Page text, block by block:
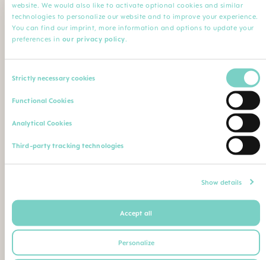
website. We would also like to activate optional cookies and similar
technologies to personalize our website and to improve your experience.
You can find our imprint, more information and options to update your
preferences in our privacy policy.
Strictly necessary cookies
Functional Cookies
Analytical Cookies
Third-party tracking technologies
Show details
Accept all
Personalize
Minha Profissão
Profissão* Especialização
Faça o upload de sua qualificação profissional (diploma,
certificado de conclusão de curso, carteira de identidade
Ou envie seu comprovante de qualificação como
segue para o seguinte endereço postal ou e-mail: